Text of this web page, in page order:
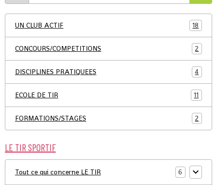
UN CLUB ACTIF 18
CONCOURS/COMPETITIONS 2
DISCIPLINES PRATIQUEES 4
ECOLE DE TIR 11
FORMATIONS/STAGES 2
LE TIR SPORTIF
Tout ce qui concerne LE TIR 6